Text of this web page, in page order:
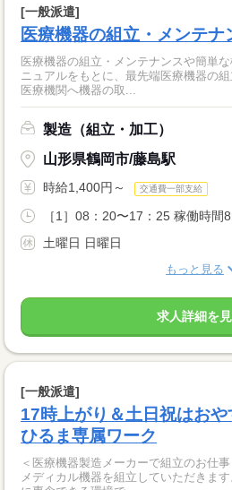
[一般派遣]
医療機器の組立・メンテ
医療機器の組立・メンテナンスや簡単
ニュアルをもとに、最先端医療機器の
医療機関へ機器の取...
製造（組立・加工）
山形県鶴岡市/藤島駅
時給1,400円～ 交通費一部支給
［1］08：20〜17：25 稼働時間
土曜日 日曜日
もっと見る
求人詳細を
[一般派遣]
17時上がり＆土日祝はお
ひるま専属ワーク
＜医療機器製造メーカーで組立のお仕
メディカル機器を組立していただきま